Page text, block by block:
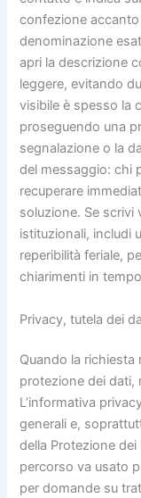
confezione
denominazione
apri la descrizione
leggere, evitando
visibile è spesso la
proseguendo una
segnalazione o la
del messaggio: chi
recuperare
soluzione. Se scrivi
istituzionali, includi
reperibilità feriale,
chiarimenti in
Privacy, tutela dei
Quando la richiesta
protezione dei dati,
L’informativa
generali e,
della Protezione dei
percorso va usato
per domande su